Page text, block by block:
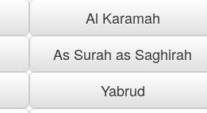
Al Karamah
As Surah as Saghirah
Yabrud